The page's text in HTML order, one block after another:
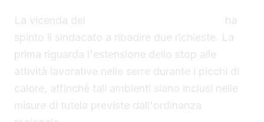
La vicenda del
ha
spinto il sindacato a ribadire due richieste. La
prima riguarda l'estensione dello stop alle
attività lavorative nelle serre durante i picchi di
calore, affinché tali ambienti siano inclusi nelle
misure di tutela previste dall'ordinanza